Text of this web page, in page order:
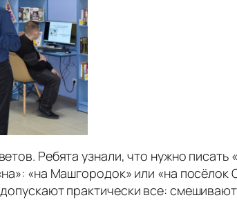
Ребята узнали, что нужно
«на Машгородок» или «на
практически все: